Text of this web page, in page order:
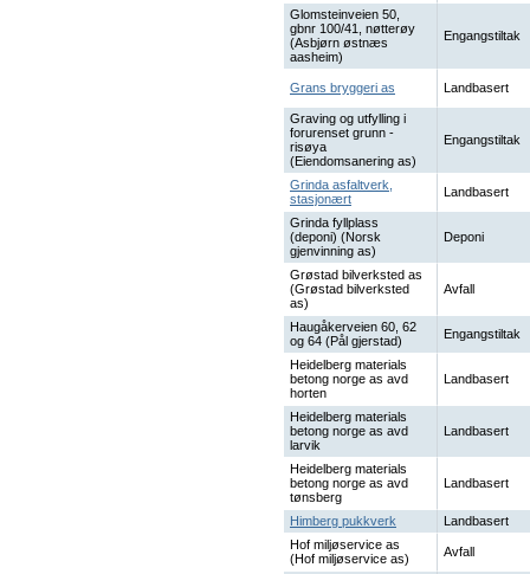
Glomsteinveien 50,
gbnr 100/41, nøtterøy
(Asbjørn østnæs
aasheim)
Engangstiltak
Grans bryggeri as Landbasert
Graving og utfylling i
forurenset grunn -
risøya
(Eiendomsanering as)
Engangstiltak
Grinda asfaltverk,
stasjonært
Landbasert
Grinda fyllplass
(deponi) (Norsk
gjenvinning as)
Deponi
Grøstad bilverksted as
(Grøstad bilverksted
as)
Avfall
Haugåkerveien 60, 62
og 64 (Pål gjerstad)
Engangstiltak
Heidelberg materials
betong norge as avd
horten
Landbasert
Heidelberg materials
betong norge as avd
larvik
Landbasert
Heidelberg materials
betong norge as avd
tønsberg
Landbasert
Himberg pukkverk
Landbasert
Hof miljøservice as
(Hof miljøservice as)
Avfall